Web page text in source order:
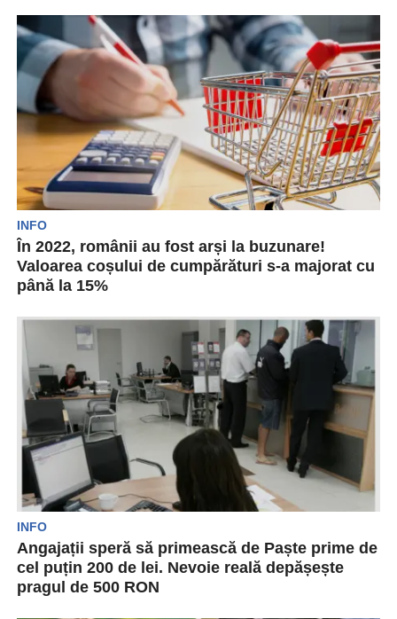
luată de...
INFO
În 2022, românii au fost arși la buzunare!
Valoarea coșului de cumpărături s-a majorat cu
până la 15%
pentru cetățenii români s-a majorat în decursul
anului trecut...
INFO
Angajații speră să primească de Paște prime de
cel puțin 200 de lei. Nevoie reală depășește
pragul de 500 RON